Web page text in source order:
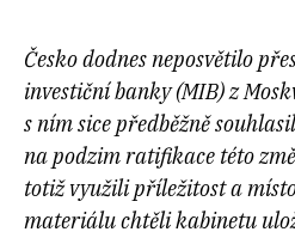
Česko dodnes neposvětilo
investiční banky (MIB) z
s ním sice předběžně
na podzim ratifikace této
totiž využili příležitost a
materiálu chtěli kabinetu